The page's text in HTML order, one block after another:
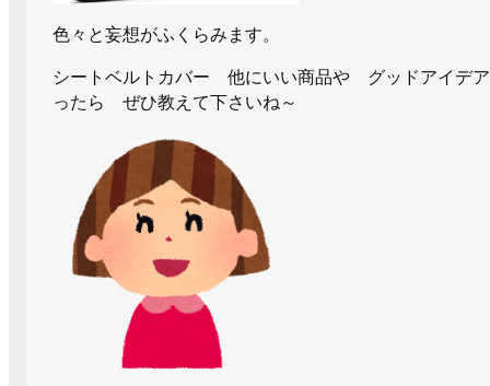
色々と妄想がふくらみます。
シートベルトカバー 他にいい商品や グッドアイデ
ったら ぜひ教えて下さいね～